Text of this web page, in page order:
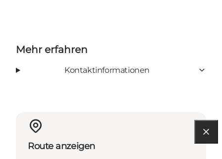
Mehr erfahren
Kontaktinformationen
Route anzeigen